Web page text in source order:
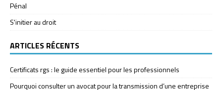
Pénal
S'initier au droit
ARTICLES RÉCENTS
Certificats rgs : le guide essentiel pour les professionnels
Pourquoi consulter un avocat pour la transmission d’une entreprise